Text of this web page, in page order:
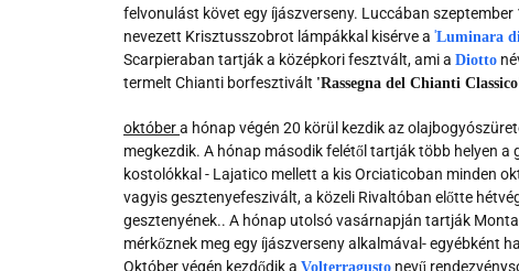
felvonulást követ egy íjászverseny. Luccában
nevezett Krisztusszobrot lámpákkal kisérve a 'Luminara
Scarpieraban tartják a középkori fesztvált, ami a Diotto
termelt Chianti borfesztivált 'Rassegna del Chianti
októbera hónap végén 20 körül kezdik az
megkezdik. A hónap második felétől tartják több helyen
kostolókkal - Lajatico mellett a kis Orciaticoban minden
vagyis gesztenyefeszivált, a közeli Rivaltóban előtte
gesztenyének.. A hónap utolsó vasárnapján tartják
mérkőznek meg egy íjászverseny alkalmával- egyébként
Október végén kezdődik a Volterragusto nevű